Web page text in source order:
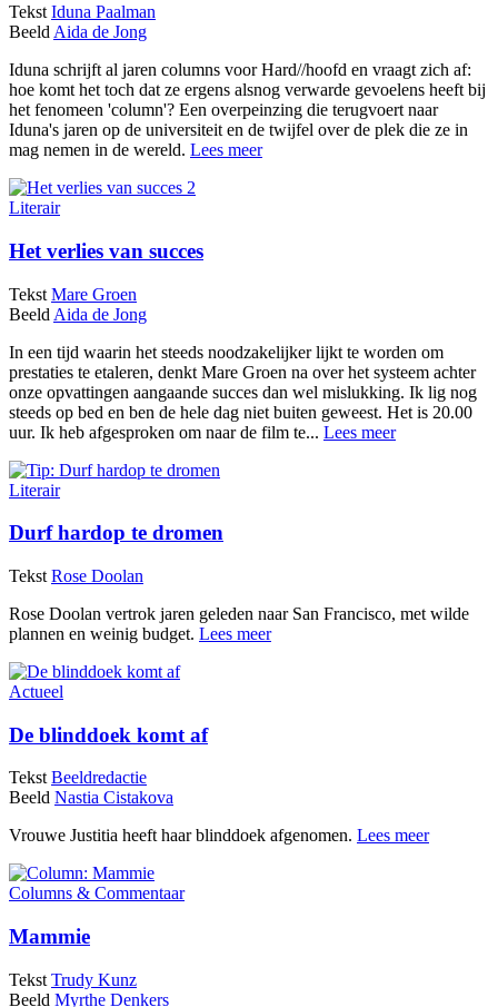
Tekst Iduna Paalman
Beeld Aida de Jong
Iduna schrijft al jaren columns voor Hard//hoofd en vraagt zich af:
hoe komt het toch dat ze ergens alsnog verwarde gevoelens heeft bij
het fenomeen 'column'? Een overpeinzing die terugvoert naar
Iduna's jaren op de universiteit en de twijfel over de plek die ze in
mag nemen in de wereld. Lees meer
Literair
Het verlies van succes
Tekst Mare Groen
Beeld Aida de Jong
In een tijd waarin het steeds noodzakelijker lijkt te worden om
prestaties te etaleren, denkt Mare Groen na over het systeem achter
onze opvattingen aangaande succes dan wel mislukking. Ik lig nog
steeds op bed en ben de hele dag niet buiten geweest. Het is 20.00
uur. Ik heb afgesproken om naar de film te... Lees meer
Literair
Durf hardop te dromen
Tekst Rose Doolan
Rose Doolan vertrok jaren geleden naar San Francisco, met wilde
plannen en weinig budget. Lees meer
Actueel
De blinddoek komt af
Tekst Beeldredactie
Beeld Nastia Cistakova
Vrouwe Justitia heeft haar blinddoek afgenomen. Lees meer
Columns & Commentaar
Mammie
Tekst Trudy Kunz
Beeld Myrthe Denkers